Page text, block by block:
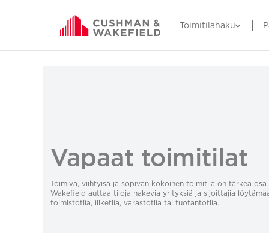
Toimitilahaku
Vapaat toimitilat
Toimiva, viihtyisä ja sopivan kokoinen toimitila on tärkeä osa
Wakefield auttaa tiloja hakevia yrityksiä ja sijoittajia
toimistotila, liiketila, varastotila tai tuotantotila.